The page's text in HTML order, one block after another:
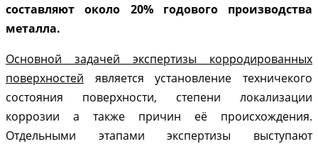
составляют около 20% годового производства
металла.
Основной задачей экспертизы корродированных
поверхностей является установление техничекого
состояния поверхности, степени локализации
коррозии а также причин её происхождения.
Отдельными этапами экспертизы выступают